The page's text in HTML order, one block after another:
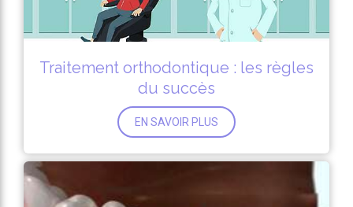
Traitement orthodontique : les règles
du succès
EN SAVOIR PLUS